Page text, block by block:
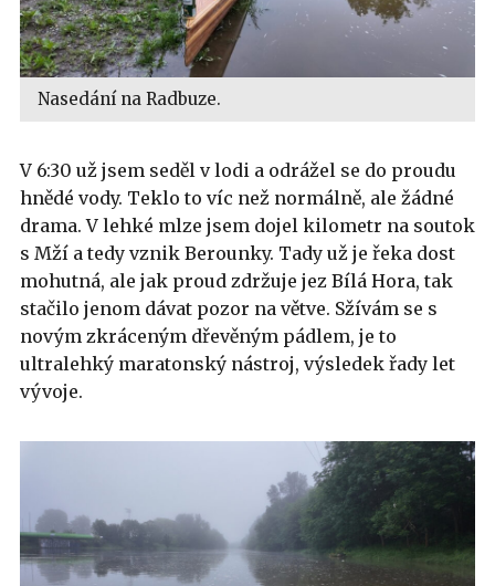
Nasedání na Radbuze.
V 6:30 už jsem seděl v lodi a odrážel se do proudu
hnědé vody. Teklo to víc než normálně, ale žádné
drama. V lehké mlze jsem dojel kilometr na soutok
s Mží a tedy vznik Berounky. Tady už je řeka dost
mohutná, ale jak proud zdržuje jez Bílá Hora, tak
stačilo jenom dávat pozor na větve. Sžívám se s
novým zkráceným dřevěným pádlem, je to
ultralehký maratonský nástroj, výsledek řady let
vývoje.